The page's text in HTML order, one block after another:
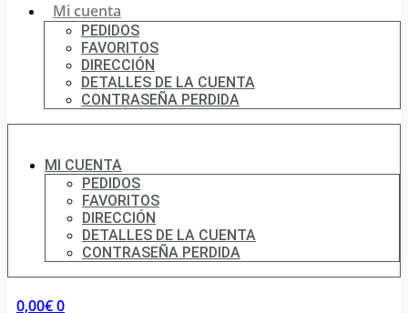
Mi cuenta
PEDIDOS
FAVORITOS
DIRECCIÓN
DETALLES DE LA CUENTA
CONTRASEÑA PERDIDA
MI CUENTA
PEDIDOS
FAVORITOS
DIRECCIÓN
DETALLES DE LA CUENTA
CONTRASEÑA PERDIDA
0,00€0